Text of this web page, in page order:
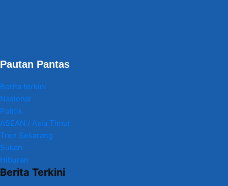
Pautan Pantas
Berita terkini
Nasional
Politik
ASEAN / Asia Timur
Tren Sekarang
Sukan
Hiburan
Berita Terkini